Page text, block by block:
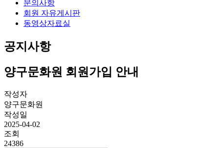
문의사항
회원 자유게시판
동영상자료실
공지사항
양구문화원 회원가입 안내
작성자
양구문화원
작성일
2025-04-02
조회
24386